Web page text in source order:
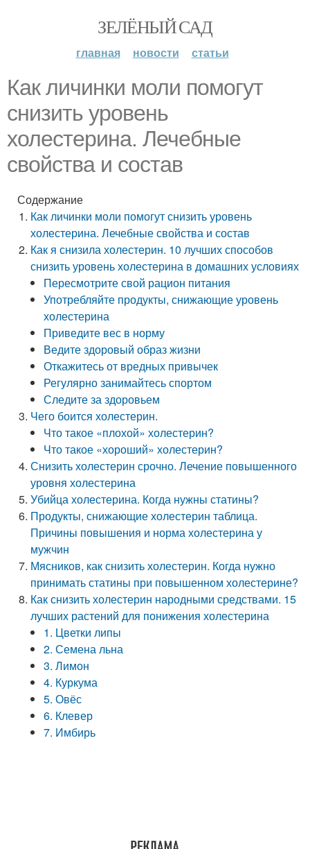
ЗЕЛЁНЫЙ САД
главная новости статьи
Как личинки моли помогут
снизить уровень
холестерина. Лечебные
свойства и состав
Содержание
Как личинки моли помогут снизить уровень
холестерина. Лечебные свойства и состав
Как я снизила холестерин. 10 лучших способов
снизить уровень холестерина в домашних условиях
Пересмотрите свой рацион питания
Употребляйте продукты, снижающие уровень
холестерина
Приведите вес в норму
Ведите здоровый образ жизни
Откажитесь от вредных привычек
Регулярно занимайтесь спортом
Следите за здоровьем
Чего боится холестерин.
Что такое «плохой» холестерин?
Что такое «хороший» холестерин?
Снизить холестерин срочно. Лечение повышенного
уровня холестерина
Убийца холестерина. Когда нужны статины?
Продукты, снижающие холестерин таблица.
Причины повышения и норма холестерина у
мужчин
Мясников, как снизить холестерин. Когда нужно
принимать статины при повышенном холестерине?
Как снизить холестерин народными средствами. 15
лучших растений для понижения холестерина
1. Цветки липы
2. Семена льна
3. Лимон
4. Куркума
5. Овёс
6. Клевер
7. Имбирь